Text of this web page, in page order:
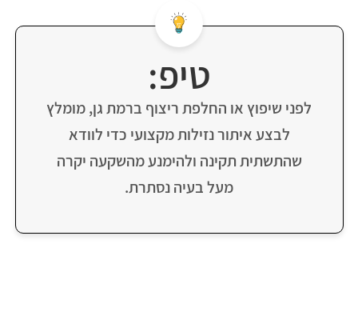
טיפ:
לפני שיפוץ או החלפת ריצוף ברמת גן, מומלץ
לבצע איתור נזילות מקצועי כדי לוודא
שהתשתית תקינה ולהימנע מהשקעה יקרה
מעל בעיה נסתרת.